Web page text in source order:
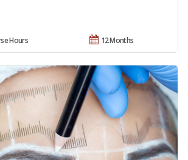
12 Months
Hours